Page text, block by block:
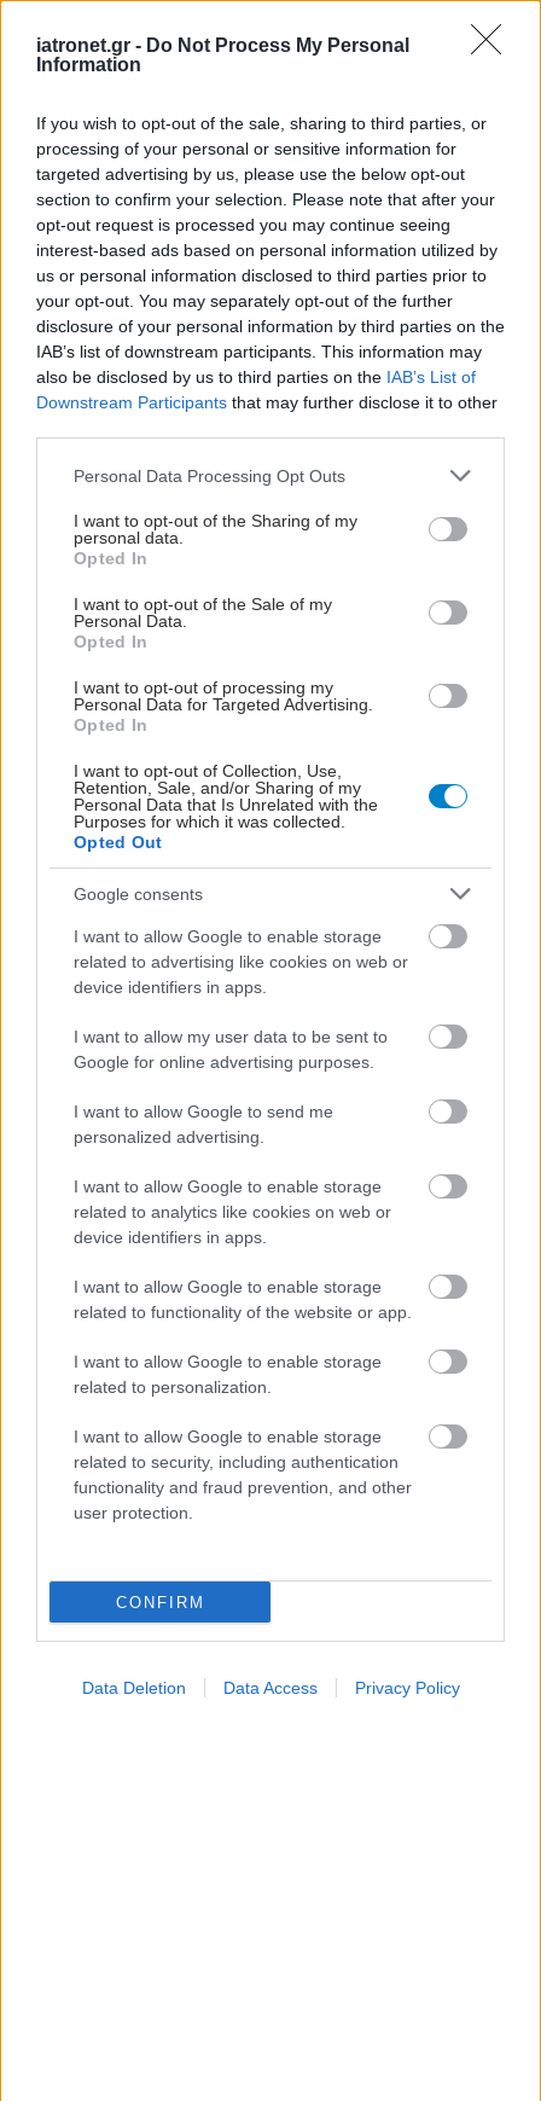
iatronet.gr - Do Not Process My Personal
Information
If you wish to opt-out of the sale, sharing to third parties, or
processing of your personal or sensitive information for
targeted advertising by us, please use the below opt-out
section to confirm your selection. Please note that after your
opt-out request is processed you may continue seeing
interest-based ads based on personal information utilized by
us or personal information disclosed to third parties prior to
your opt-out. You may separately opt-out of the further
disclosure of your personal information by third parties on the
IAB’s list of downstream participants. This information may
also be disclosed by us to third parties on the IAB’s List of
Downstream Participants that may further disclose it to other
Please note that this website/app uses one or more Google
not limited to your visit or usage behaviour. You may click to
grant or deny consent to Google and its third-party tags to
use your data for below specified purposes in below Google
consent section.
Personal Data Processing Opt Outs
I want to opt-out of the Sharing of my
personal data.
Opted In
I want to opt-out of the Sale of my
Personal Data.
Opted In
I want to opt-out of processing my
Personal Data for Targeted Advertising.
Opted In
I want to opt-out of Collection, Use,
Retention, Sale, and/or Sharing of my
Personal Data that Is Unrelated with the
Purposes for which it was collected.
Opted Out
Google consents
I want to allow Google to enable storage
related to advertising like cookies on web or
device identifiers in apps.
I want to allow my user data to be sent to
Google for online advertising purposes.
I want to allow Google to send me
personalized advertising.
I want to allow Google to enable storage
related to analytics like cookies on web or
device identifiers in apps.
I want to allow Google to enable storage
related to functionality of the website or app.
I want to allow Google to enable storage
related to personalization.
I want to allow Google to enable storage
related to security, including authentication
functionality and fraud prevention, and other
user protection.
CONFIRM
Data Deletion Data Access Privacy Policy